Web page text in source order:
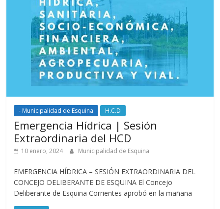
- Municipalidad de Esquina H.C.D
Emergencia Hídrica | Sesión
Extraordinaria del HCD
10 enero, 2024 Municipalidad de Esquina
EMERGENCIA HÍDRICA – SESIÓN EXTRAORDINARIA DEL
CONCEJO DELIBERANTE DE ESQUINA El Concejo
Deliberante de Esquina Corrientes aprobó en la mañana